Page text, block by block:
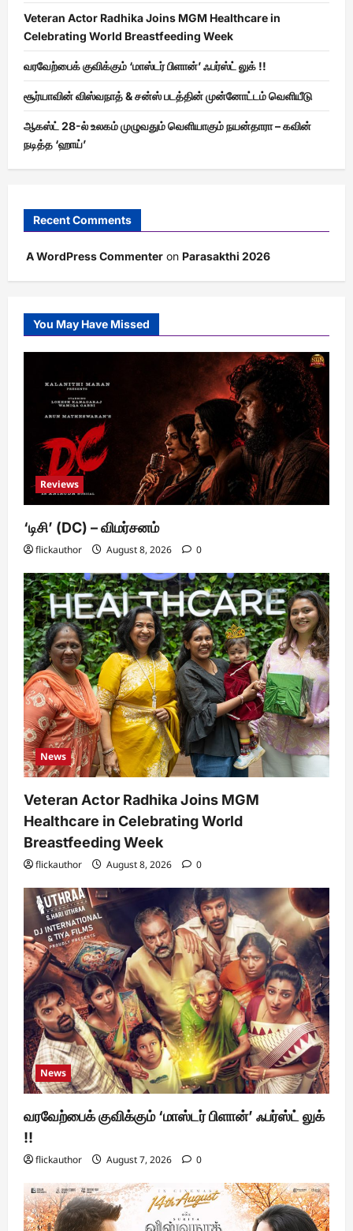
Veteran Actor Radhika Joins MGM Healthcare in
Celebrating World Breastfeeding Week
வரவேற்பைக் குவிக்கும் ‘மாஸ்டர் பிளான்’ ஃபர்ஸ்ட் லுக் !!
சூர்யாவின் விஸ்வநாத் & சன்ஸ் படத்தின் முன்னோட்டம் வெளியீடு
ஆகஸ்ட் 28-ல் உலகம் முழுவதும் வெளியாகும் நயன்தாரா – கவின்
நடித்த ‘ஹாய்’
Recent Comments
A WordPress Commenter on Parasakthi 2026
You May Have Missed
Reviews
‘டிசி’ (DC) – விமர்சனம்
flickauthor August 8, 2026 0
News
Veteran Actor Radhika Joins MGM
Healthcare in Celebrating World
Breastfeeding Week
flickauthor August 8, 2026 0
News
வரவேற்பைக் குவிக்கும் ‘மாஸ்டர் பிளான்’ ஃபர்ஸ்ட் லுக்
!!
flickauthor August 7, 2026 0